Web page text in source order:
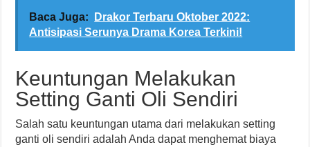
Baca Juga:
Drakor Terbaru Oktober 2022:
Antisipasi Serunya Drama Korea Terkini!
Keuntungan Melakukan
Setting Ganti Oli Sendiri
Salah satu keuntungan utama dari melakukan setting
ganti oli sendiri adalah Anda dapat menghemat biaya